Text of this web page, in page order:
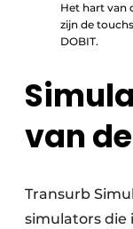
Het hart van
zijn de
DOBIT.
van
Transurb
simulators die